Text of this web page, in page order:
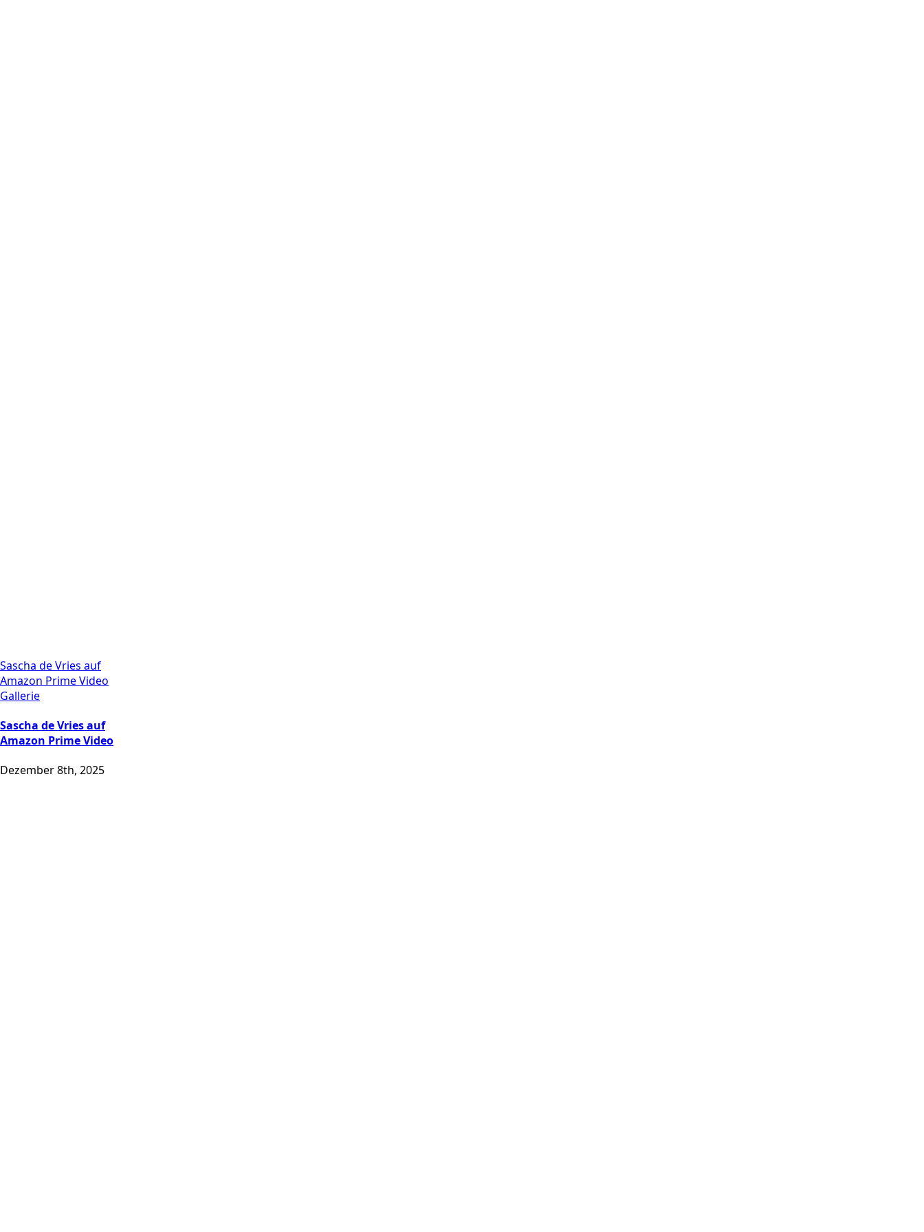
Sascha de Vries auf
Amazon Prime Video
Gallerie
Sascha de Vries auf
Amazon Prime Video
Dezember 8th, 2025